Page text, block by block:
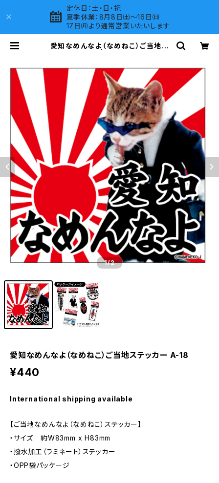
定休日：土・日・祝
夏季休業：8月8日㈯～16日㈰
17日㈪より通常営業いたいします
愛知なめんなよ（なめねこ）ご当地ス
1/2
愛知なめんなよ（なめねこ）ご当地ステッカー A-18
¥440
International shipping available
【ご当地なめんなよ（なめねこ）ステッカー】
・サイズ 約W83mm x H83mm
・撥水加工（ラミネート）ステッカー
・OPP袋パッケージ